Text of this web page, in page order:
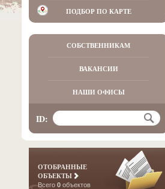
ПОДБОР ПО КАРТЕ
СОБСТВЕННИКАМ
ВАКАНСИИ
НАШИ ОФИСЫ
ID:
ОТОБРАННЫЕ
ОБЪЕКТЫ
Всего 0 объектов